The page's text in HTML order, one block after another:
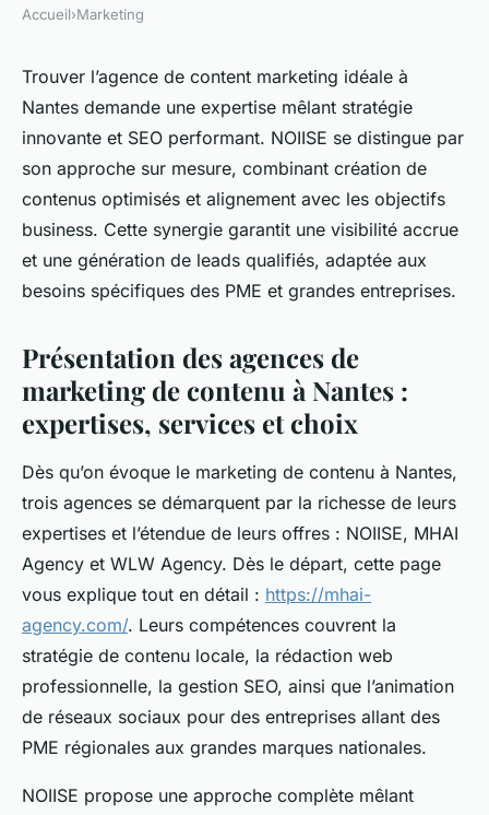
Agence content marketing
nantes : stratégie innovante et
seo efficace
Eva•6 juillet 2025•4 min de lecture
Accueil›Marketing
Trouver l’agence de content marketing idéale à
Nantes demande une expertise mêlant stratégie
innovante et SEO performant. NOIISE se distingue par
son approche sur mesure, combinant création de
contenus optimisés et alignement avec les objectifs
business. Cette synergie garantit une visibilité accrue
et une génération de leads qualifiés, adaptée aux
besoins spécifiques des PME et grandes entreprises.
Présentation des agences de
marketing de contenu à Nantes :
expertises, services et choix
Dès qu’on évoque le marketing de contenu à Nantes,
trois agences se démarquent par la richesse de leurs
expertises et l’étendue de leurs offres : NOIISE, MHAI
Agency et WLW Agency. Dès le départ, cette page
vous explique tout en détail : https://mhai-
agency.com/. Leurs compétences couvrent la
stratégie de contenu locale, la rédaction web
professionnelle, la gestion SEO, ainsi que l’animation
de réseaux sociaux pour des entreprises allant des
PME régionales aux grandes marques nationales.
NOIISE propose une approche complète mêlant